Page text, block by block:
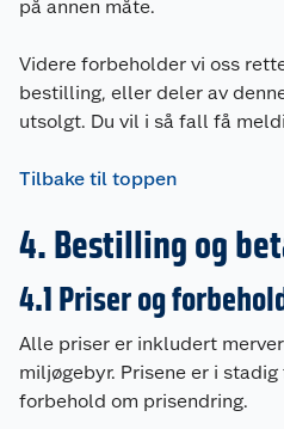
på annen måte.
Videre forbeholder vi oss
bestilling, eller deler av
utsolgt. Du vil i så fall få
Tilbake til toppen
4. Bestilling og
4.1 Priser og
Alle priser er inkludert
miljøgebyr. Prisene er i
forbehold om prisendring.